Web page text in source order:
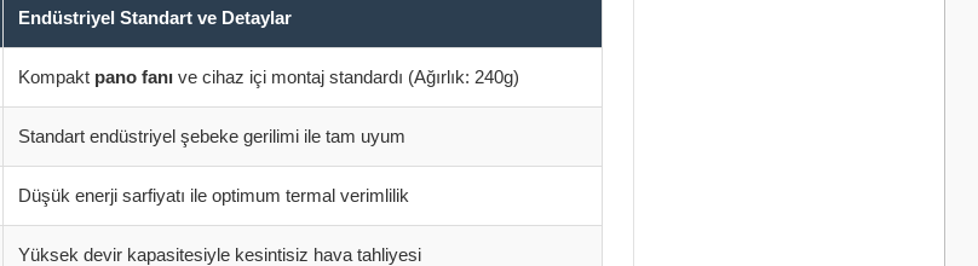
Endüstriyel Standart ve Detaylar
Kompakt pano fanı ve cihaz içi montaj standardı (Ağırlık: 240g)
Standart endüstriyel şebeke gerilimi ile tam uyum
Düşük enerji sarfiyatı ile optimum termal verimlilik
Yüksek devir kapasitesiyle kesintisiz hava tahliyesi